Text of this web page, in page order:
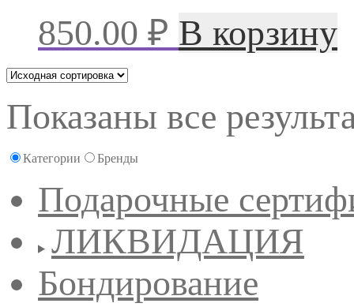
850.00 ₽ В корзину
Показаны все
Категории Бренды
Подарочные
ЛИКВИДАЦИЯ
Бондирование